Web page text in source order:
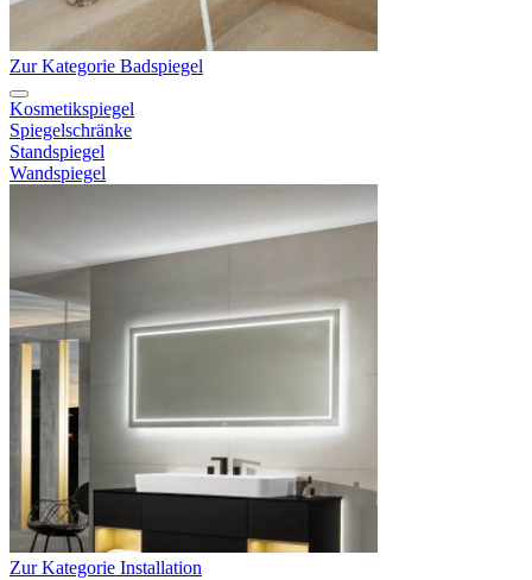
Zur Kategorie Badspiegel
Kosmetikspiegel
Spiegelschränke
Standspiegel
Wandspiegel
Zur Kategorie Installation